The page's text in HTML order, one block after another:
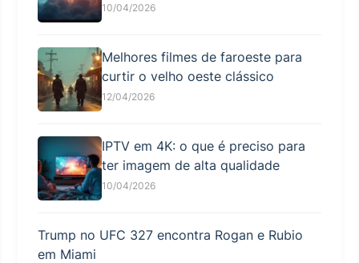
10/04/2026
Melhores filmes de faroeste para
curtir o velho oeste clássico
12/04/2026
IPTV em 4K: o que é preciso para
ter imagem de alta qualidade
10/04/2026
Trump no UFC 327 encontra Rogan e Rubio
em Miami